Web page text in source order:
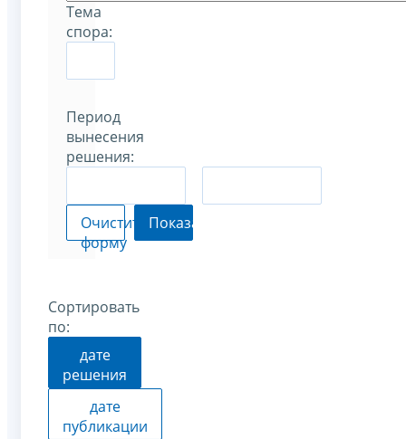
Тема
спора:
Период
вынесения
решения:
Очистить
форму
Показать
Сортировать
по:
дате
решения
дате
публикации